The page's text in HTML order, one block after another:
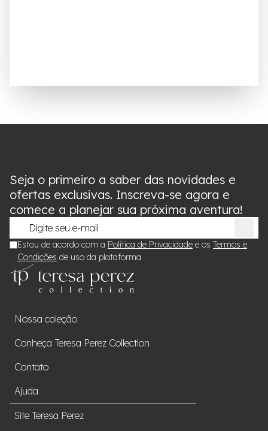
Nossa coleção
Conheça Teresa Perez Collection
Contato
Ajuda
Site Teresa Perez
Seja o primeiro a saber das novidades e
ofertas exclusivas. Inscreva-se agora e
comece a planejar sua próxima aventura!
Estou de acordo com a Política de Privacidade e os Termos e
Condições de uso da plataforma